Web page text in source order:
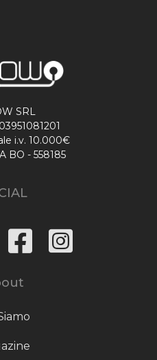
SRL
i.v. 10.000€
BO - 558185